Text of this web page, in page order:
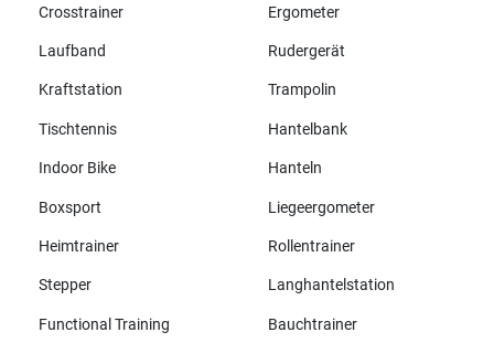
Crosstrainer
Ergometer
Laufband Rudergerät
Kraftstation Trampolin
Tischtennis Hantelbank
Indoor Bike Hanteln
Boxsport Liegeergometer
Heimtrainer Rollentrainer
Stepper Langhantelstation
Functional Training Bauchtrainer